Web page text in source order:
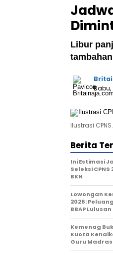
Libur
Rabu,
Ilustrasi
Berita
Ini Estimasi
Seleksi CPNS
BKN
Lowongan
2026:
BBAP Lulusan
Kemenag
Kuota
Guru